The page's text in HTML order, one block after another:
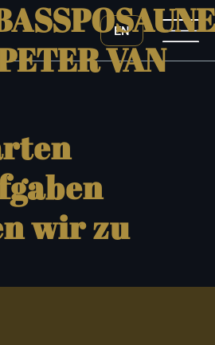
EN
VAN
wir zu